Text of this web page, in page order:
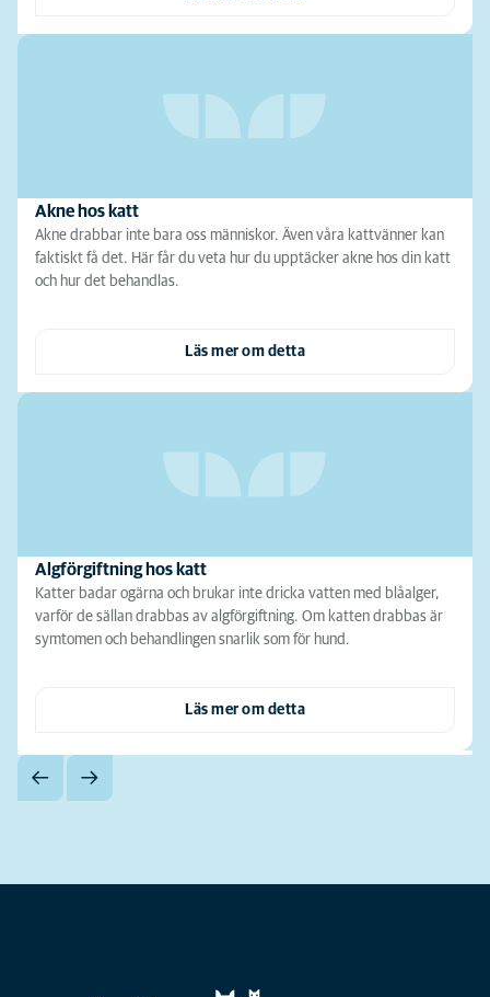
Akne hos katt
Akne drabbar inte bara oss människor. Även våra kattvänner kan
faktiskt få det. Här får du veta hur du upptäcker akne hos din katt
och hur det behandlas.
Läs mer om detta
Algförgiftning hos katt
Katter badar ogärna och brukar inte dricka vatten med blåalger,
varför de sällan drabbas av algförgiftning. Om katten drabbas är
symtomen och behandlingen snarlik som för hund.
Läs mer om detta